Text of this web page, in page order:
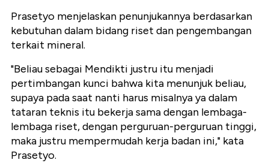
Prasetyo menjelaskan penunjukannya berdasarkan
kebutuhan dalam bidang riset dan pengembangan
terkait mineral.
"Beliau sebagai Mendikti justru itu menjadi
pertimbangan kunci bahwa kita menunjuk beliau,
supaya pada saat nanti harus misalnya ya dalam
tataran teknis itu bekerja sama dengan lembaga-
lembaga riset, dengan perguruan-perguruan tinggi,
maka justru mempermudah kerja badan ini," kata
Prasetyo.